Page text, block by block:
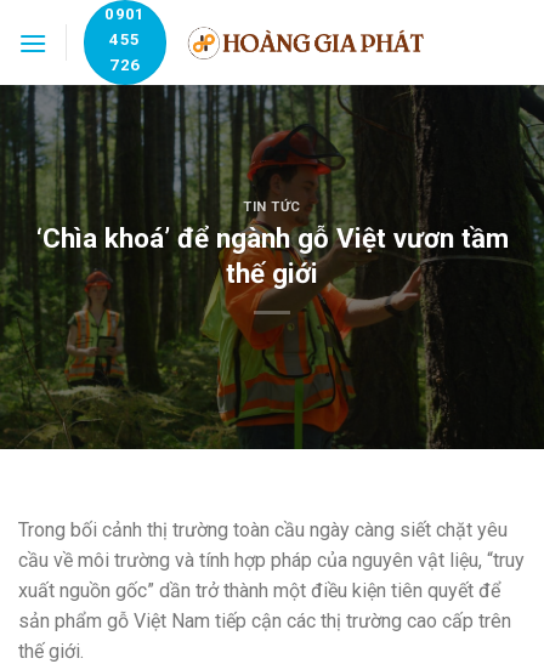
0901
455
726
TIN TỨC
‘Chìa khoá’ để ngành gỗ Việt vươn tầm
thế giới
Trong bối cảnh thị trường toàn cầu ngày càng siết chặt yêu
cầu về môi trường và tính hợp pháp của nguyên vật liệu, “truy
xuất nguồn gốc” dần trở thành một điều kiện tiên quyết để
sản phẩm gỗ Việt Nam tiếp cận các thị trường cao cấp trên
thế giới.